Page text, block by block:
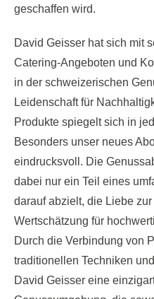
geschaffen wird.
David Geisser hat sich mit
Catering-Angeboten und
in der schweizerischen
Leidenschaft für
Produkte spiegelt sich in
Besonders unser neues
eindrucksvoll. Die
dabei nur ein Teil eines
darauf abzielt, die Liebe
Wertschätzung für
Durch die Verbindung von
traditionellen Techniken
David Geisser eine